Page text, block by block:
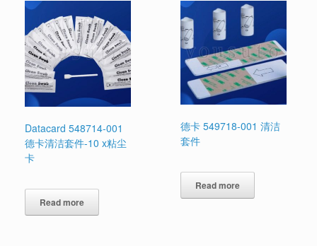
Datacard 548714-001
德卡清洁套件-10 x粘尘
卡
Read more
德卡 549718-001 清洁
套件
Read more